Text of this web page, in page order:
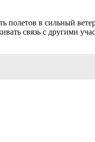
в сильный
связь с другими